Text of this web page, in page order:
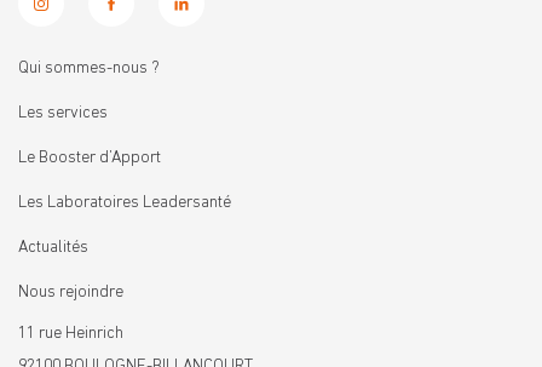
Qui sommes-nous ?
Les services
Le Booster d’Apport
Les Laboratoires Leadersanté
Actualités
Nous rejoindre
11 rue Heinrich